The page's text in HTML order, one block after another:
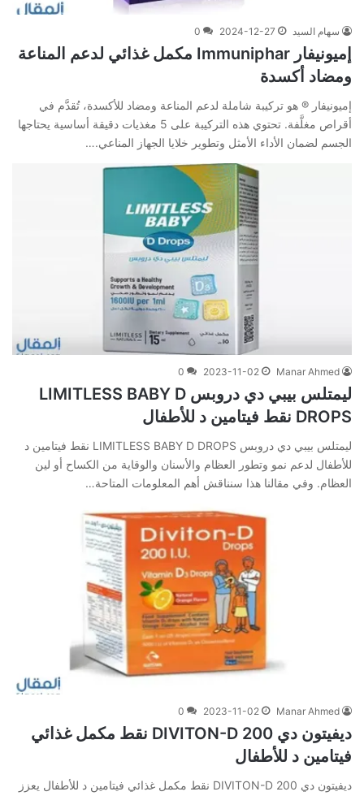
سهام السيد 2024-12-27
0
إميونيفار Immuniphar مكمل غذائي لدعم المناعة
ومضاد أكسدة
إميونيفار ® هو تركيبة شاملة لدعم المناعة ومضاد للأكسدة، تُقدَّم في
أقراص مغلَّفة. تحتوي هذه التركيبة على 5 مغذيات دقيقة أساسية يحتاجها
الجسم لضمان الأداء الأمثل وتطوير خلايا الجهاز المناعي.…
Manar Ahmed
2023-11-02
0
ليمتلس بيبي دي دروبس LIMITLESS BABY D
DROPS نقط فيتامين د للأطفال
ليمتلس بيبي دي دروبس LIMITLESS BABY D DROPS نقط فيتامين د
للأطفال لدعم نمو وتطور العظام والأسنان والوقاية من الكساح أو لين
العظام. وفي‌ ‌مقالنا‌ ‌هذا‌ ‌سنناقش‌ ‌أهم‌ ‌المعلومات‌ ‌المتاحة‌…
Manar Ahmed
2023-11-02
0
ديفيتون دي 200 DIVITON-D نقط مكمل غذائي
فيتامين د للأطفال
ديفيتون دي 200 DIVITON-D نقط مكمل غذائي فيتامين د للأطفال يعزز